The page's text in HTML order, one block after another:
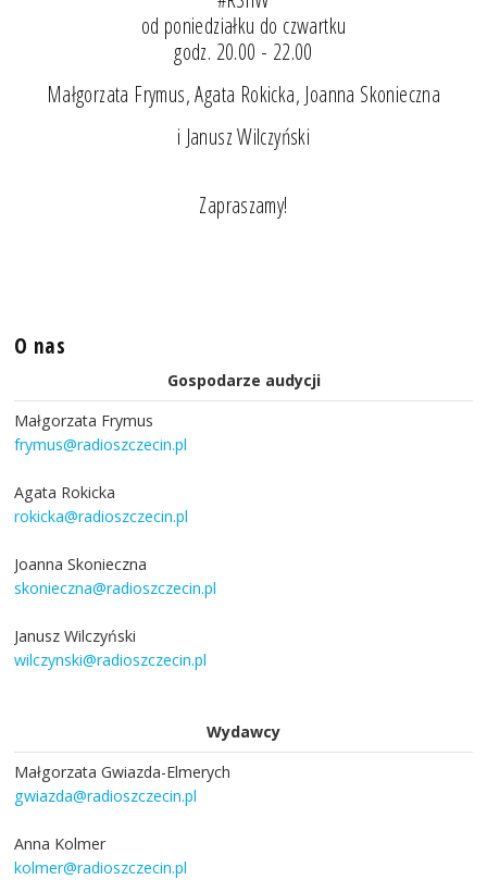
od poniedziałku do czwartku
godz. 20.00 - 22.00
Małgorzata Frymus, Agata Rokicka, Joanna Skonieczna
i Janusz Wilczyński
Zapraszamy!
O nas
Gospodarze audycji
Małgorzata Frymus
frymus@radioszczecin.pl
Agata Rokicka
rokicka@radioszczecin.pl
Joanna Skonieczna
skonieczna@radioszczecin.pl
Janusz Wilczyński
wilczynski@radioszczecin.pl
Wydawcy
Małgorzata Gwiazda-Elmerych
gwiazda@radioszczecin.pl
Anna Kolmer
kolmer@radioszczecin.pl